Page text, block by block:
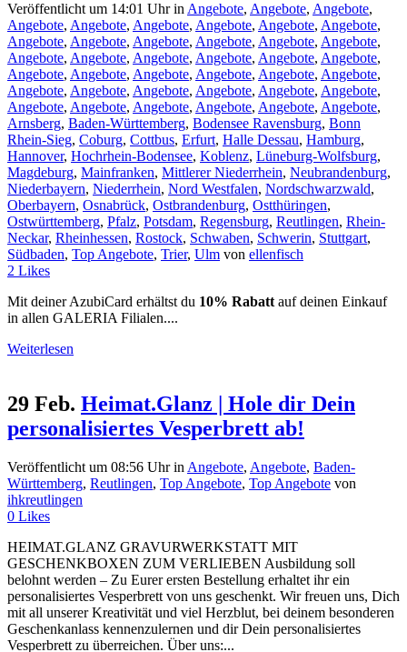
Veröffentlicht um 14:01 UhrinAngebote, Angebote, Angebote,
Angebote, Angebote, Angebote, Angebote, Angebote, Angebote,
Angebote, Angebote, Angebote, Angebote, Angebote, Angebote,
Angebote, Angebote, Angebote, Angebote, Angebote, Angebote,
Angebote, Angebote, Angebote, Angebote, Angebote, Angebote,
Angebote, Angebote, Angebote, Angebote, Angebote, Angebote,
Angebote, Angebote, Angebote, Angebote, Angebote, Angebote,
Arnsberg, Baden-Württemberg, Bodensee Ravensburg, Bonn
Rhein-Sieg, Coburg, Cottbus, Erfurt, Halle Dessau, Hamburg,
Hannover, Hochrhein-Bodensee, Koblenz, Lüneburg-Wolfsburg,
Magdeburg, Mainfranken, Mittlerer Niederrhein, Neubrandenburg,
Niederbayern, Niederrhein, Nord Westfalen, Nordschwarzwald,
Oberbayern, Osnabrück, Ostbrandenburg, Ostthüringen,
Ostwürttemberg, Pfalz, Potsdam, Regensburg, Reutlingen, Rhein-
Neckar, Rheinhessen, Rostock, Schwaben, Schwerin, Stuttgart,
Südbaden, Top Angebote, Trier, Ulm von ellenfisch
2 Likes
Mit deiner AzubiCard erhältst du 10% Rabattauf deinen Einkauf
in allen GALERIA Filialen....
Weiterlesen
29 Feb. Heimat.Glanz | Hole dir Dein
personalisiertes Vesperbrett ab!
Veröffentlicht um 08:56 Uhrin Angebote, Angebote, Baden-
Württemberg, Reutlingen, Top Angebote, Top Angebote von
ihkreutlingen
0 Likes
HEIMAT.GLANZ GRAVURWERKSTATT MIT
GESCHENKBOXEN ZUM VERLIEBEN Ausbildung soll
belohnt werden – Zu Eurer ersten Bestellung erhaltet ihr ein
personalisiertes Vesperbrett von uns geschenkt. Wir freuen uns, Dich
mit all unserer Kreativität und viel Herzblut, bei deinem besonderen
Geschenkanlass kennenzulernen und dir Dein personalisiertes
Vesperbrett zu überreichen. Über uns:...